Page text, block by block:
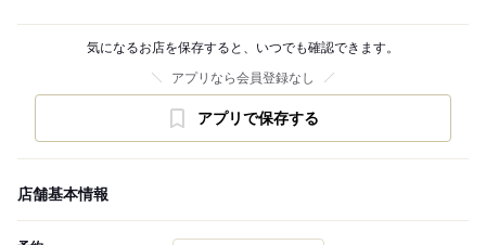
気になるお店を保存すると、いつでも確認できます。
アプリなら会員登録なし
アプリで保存する
店舗基本情報